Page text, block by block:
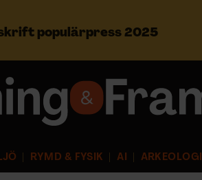
populärpress 2025
RYMD & FYSIK AI ARKEOLOGI